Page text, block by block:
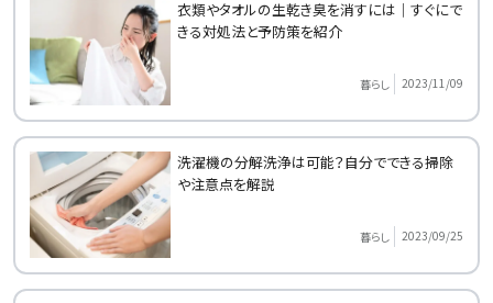
衣類やタオルの生乾き臭を消すには｜すぐにで
きる対処法と予防策を紹介
暮らし 2023/11/09
洗濯機の分解洗浄は可能？自分でできる掃除
や注意点を解説
暮らし 2023/09/25